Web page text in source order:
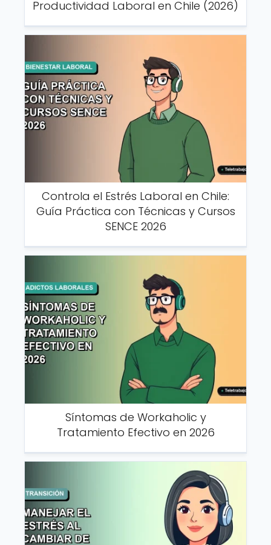
Productividad Laboral en Chile (2026)
Controla el Estrés Laboral en Chile:
Guía Práctica con Técnicas y Cursos
SENCE 2026
Síntomas de Workaholic y
Tratamiento Efectivo en 2026